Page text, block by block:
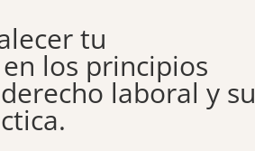
tu
los principios
laboral y su